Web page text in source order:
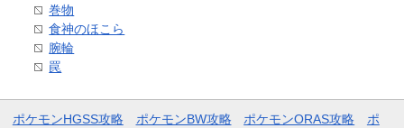
巻物
食神のほこら
腕輪
罠
ポケモンHGSS攻略 ポケモンBW攻略 ポケモンORAS攻略
ポ